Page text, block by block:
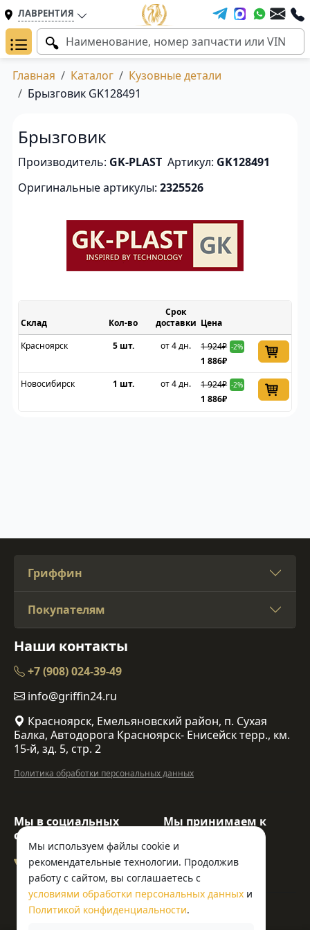
ЛАВРЕНТИЯ
Главная Каталог
Кузовные детали
Брызговик GK128491
Брызговик
Производитель: GK-PLAST Артикул: GK128491
Оригинальные артикулы: 2325526
Склад
Срок
доставки Цена
Красноярск
5 шт. от 4 дн. 1 924₽ -2%
1 886₽
Новосибирск
1 шт. от 4 дн. 1 924₽ -2%
1 886₽
Мы используем файлы cookie и
рекомендательные технологии. Продолжив
работу с сайтом, вы соглашаетесь с
условиями обработки персональных данных и
Политикой конфиденциальности.
Гриффин
Покупателям
Наши контакты
+7 (908) 024-39-49
info@griffin24.ru
Красноярск, Емельяновский район, п. Сухая
Балка, Автодорога Красноярск- Енисейск терр., км.
15-й, зд. 5, стр. 2
Политика обработки персональных данных
Мы в социальных
сетях:
Мы принимаем к
© ООО «Гриффин»